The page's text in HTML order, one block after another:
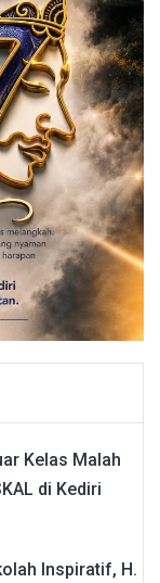
Kelas Malah
di Kediri
Inspiratif, H.